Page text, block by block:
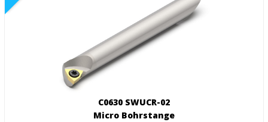
C0630 SWUCR-02
Micro Bohrstange